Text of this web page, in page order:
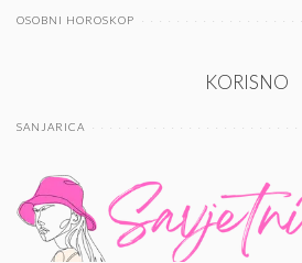
OSOBNI HOROSKOP
KORISNO
SANJARICA